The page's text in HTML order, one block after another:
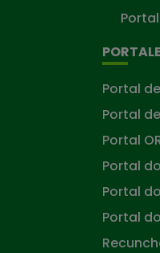
Portal
Portal
Portal
Portal
Portal
Portal